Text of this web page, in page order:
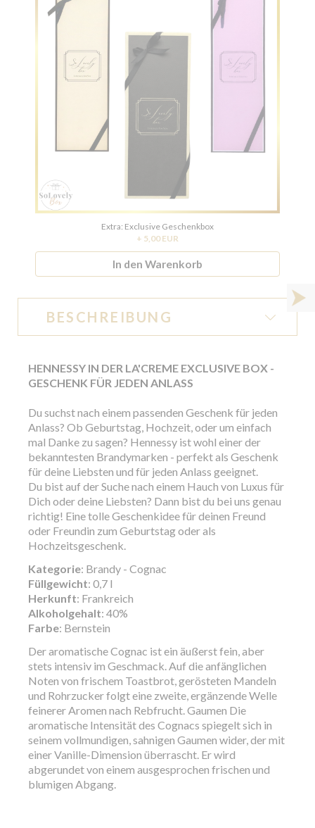
Extra: Exclusive Geschenkbox
+ 5,00 EUR
In den Warenkorb
BESCHREIBUNG
HENNESSY IN DER LA'CREME EXCLUSIVE BOX -
GESCHENK FÜR JEDEN ANLASS
Du suchst nach einem passenden Geschenk für jeden
Anlass? Ob Geburtstag, Hochzeit, oder um einfach
mal Danke zu sagen? Hennessy ist wohl einer der
bekanntesten Brandymarken - perfekt als Geschenk
für deine Liebsten und für jeden Anlass geeignet.
Du bist auf der Suche nach einem Hauch von Luxus für
Dich oder deine Liebsten? Dann bist du bei uns genau
richtig! Eine tolle Geschenkidee für deinen Freund
oder Freundin zum Geburtstag oder als
Hochzeitsgeschenk.
Kategorie: Brandy - Cognac
Füllgewicht: 0,7 l
Herkunft: Frankreich
Alkoholgehalt: 40%
Farbe: Bernstein
Der aromatische Cognac ist ein äußerst fein, aber
stets intensiv im Geschmack. Auf die anfänglichen
Noten von frischem Toastbrot, gerösteten Mandeln
und Rohrzucker folgt eine zweite, ergänzende Welle
feinerer Aromen nach Rebfrucht. Gaumen Die
aromatische Intensität des Cognacs spiegelt sich in
seinem vollmundigen, sahnigen Gaumen wider, der mit
einer Vanille-Dimension überrascht. Er wird
abgerundet von einem ausgesprochen frischen und
blumigen Abgang.